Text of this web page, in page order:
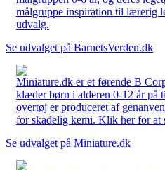
målgruppe inspiration til lærerig
udvalg.
Se udvalget på BarnetsVerden.dk
Miniature.dk er et førende B
klæder børn i alderen 0-12 år på
overtøj er produceret af
for skadelig kemi. Klik her for at
Se udvalget på Miniature.dk